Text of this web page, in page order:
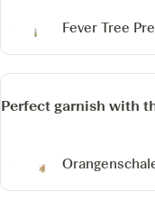
Fever Tree
Perfect garnish with